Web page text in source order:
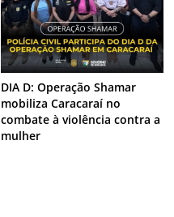
DIA D: Operação Shamar
mobiliza Caracaraí no
combate à violência contra a
mulher